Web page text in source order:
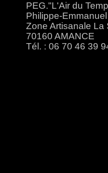
PEG."L'Air du
Philippe-
Zone Artisanale La
70160 AMANCE
Tél. : 06 70 46 39